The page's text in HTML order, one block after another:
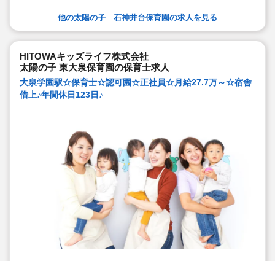
他の太陽の子 石神井台保育園の求人を見る
HITOWAキッズライフ株式会社
太陽の子 東大泉保育園の保育士求人
大泉学園駅☆保育士☆認可園☆正社員☆月給27.7万～☆宿舎
借上♪年間休日123日♪